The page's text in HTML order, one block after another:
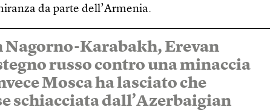
da parte dell’Armenia.
Karabakh, Erevan
russo contro una minaccia
Mosca ha lasciato che
schiacciata dall’Azerbaigian